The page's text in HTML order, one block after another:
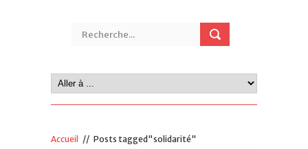
Accueil // Posts tagged"solidarité"